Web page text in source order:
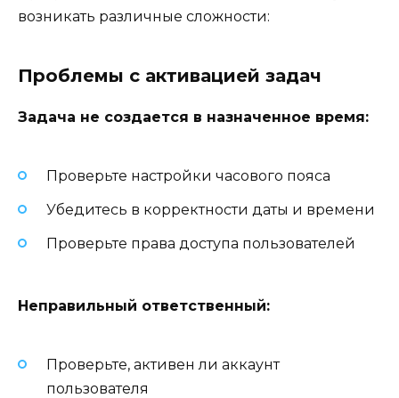
возникать различные сложности:
Проблемы с активацией задач
Задача не создается в назначенное время:
Проверьте настройки часового пояса
Убедитесь в корректности даты и времени
Проверьте права доступа пользователей
Неправильный ответственный:
Проверьте, активен ли аккаунт
пользователя